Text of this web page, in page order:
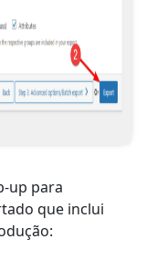
up para
que inclui